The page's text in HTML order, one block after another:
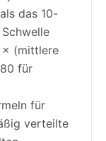
das 10-
× (mittlere
für
für
verteilte